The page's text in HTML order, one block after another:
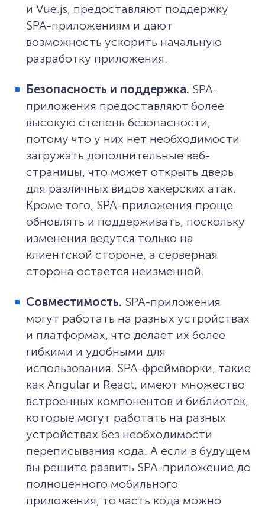
и Vue.js, предоставляют поддержку
SPA-приложениям и дают
возможность ускорить начальную
разработку приложения.
Безопасность и поддержка. SPA-
приложения предоставляют более
высокую степень безопасности,
потому что у них нет необходимости
загружать дополнительные веб-
страницы, что может открыть дверь
для различных видов хакерских атак.
Кроме того, SPA-приложения проще
обновлять и поддерживать, поскольку
изменения ведутся только на
клиентской стороне, а серверная
сторона остается неизменной.
Совместимость. SPA-приложения
могут работать на разных устройствах
и платформах, что делает их более
гибкими и удобными для
использования. SPA-фреймворки, такие
как Angular и React, имеют множество
встроенных компонентов и библиотек,
которые могут работать на разных
устройствах без необходимости
переписывания кода. А если в будущем
вы решите развить SPA-приложение до
полноценного мобильного
приложения, то часть кода можно